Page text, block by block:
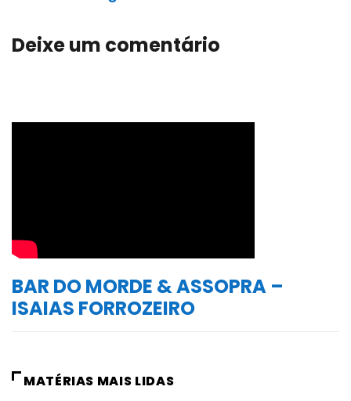
Deixe um comentário
BAR DO MORDE & ASSOPRA –
ISAIAS FORROZEIRO
MATÉRIAS MAIS LIDAS